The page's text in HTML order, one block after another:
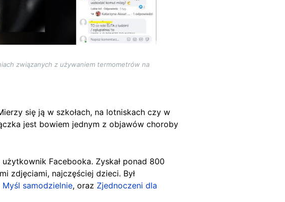
związanych z używaniem termometrów na
się ją w szkołach, na lotniskach czy w
jest bowiem jednym z objawów choroby
Facebooka. Zyskał ponad 800
zdjęciami, najczęściej dzieci. Był
Myśl samodzielnie, oraz Zjednoczeni dla